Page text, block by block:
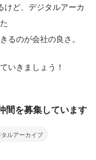
けど、デジタルアーカ
るのが会社の良さ。
いきましょう！
間を募集しています
ルアーカイブ